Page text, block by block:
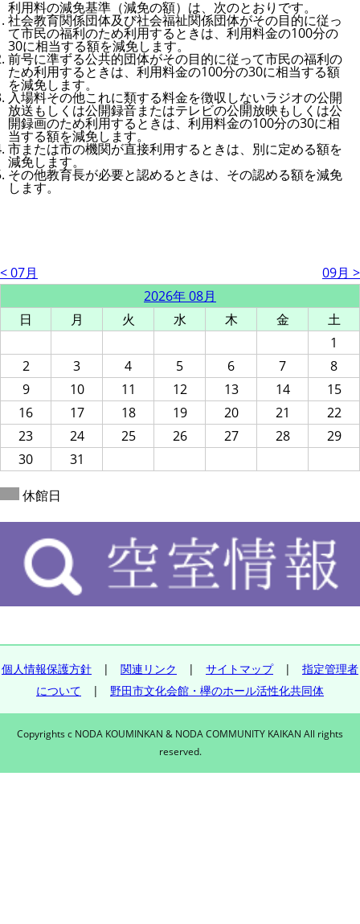
利用料の減免基準（減免の額）は、次のとおりです。
社会教育関係団体及び社会福祉関係団体がその目的に従っ
て市民の福利のため利用するときは、利用料金の100分の
30に相当する額を減免します。
前号に準ずる公共的団体がその目的に従って市民の福利の
ため利用するときは、利用料金の100分の30に相当する額
を減免します。
入場料その他これに類する料金を徴収しないラジオの公開
放送もしくは公開録音またはテレビの公開放映もしくは公
開録画のため利用するときは、利用料金の100分の30に相
当する額を減免します。
市または市の機関が直接利用するときは、別に定める額を
減免します。
その他教育長が必要と認めるときは、その認める額を減免
します。
< 07月
09月 >
2026年 08月
日
月 火 水 木 金
土
1
2
3 4 5 6 7
8
9
10 11 12 13 14
15
16
17 18 19 20 21
22
23
24 25 26 27 28
29
30
31
休館日
個人情報保護方針 | 関連リンク | サイトマップ| 指定管理者
について | 野田市文化会館・欅のホール活性化共同体
Copyrights c NODA KOUMINKAN & NODA COMMUNITY KAIKAN All rights
reserved.